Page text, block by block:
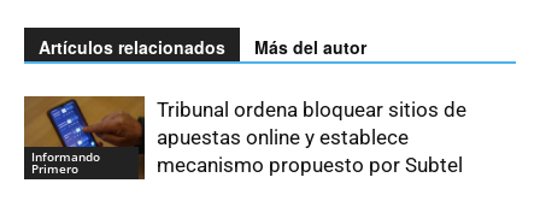
Artículos relacionados Más del autor
Informando
Primero
Tribunal ordena bloquear sitios de
apuestas online y establece
mecanismo propuesto por Subtel